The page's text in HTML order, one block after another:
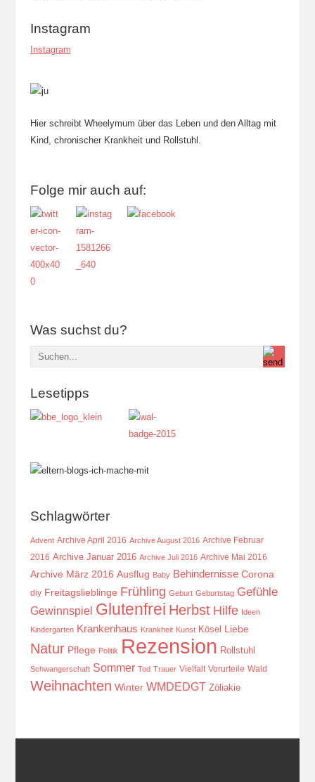
Instagram
Instagram
Hier schreibt Wheelymum über das Leben und den Alltag mit
Kind, chronischer Krankheit und Rollstuhl.
Folge mir auch auf:
Was suchst du?
Lesetipps
Schlagwörter
Advent Archive April 2016 Archive August 2016 Archive Februar
2016 Archive Januar 2016 Archive Juli 2016 Archive Mai 2016
Archive März 2016 Ausflug Baby Behindernisse Corona
diy Freitagslieblinge Frühling Geburt Geburtstag Gefühle
Gewinnspiel Glutenfrei Herbst Hilfe Ideen
Kindergarten Krankenhaus Krankheit Kunst Kösel Liebe
Natur Pflege Politik Rezension Rollstuhl
Schwangerschaft Sommer Tod Trauer Vielfalt Vorurteile Wald
Weihnachten Winter WMDEDGT Zöliakie